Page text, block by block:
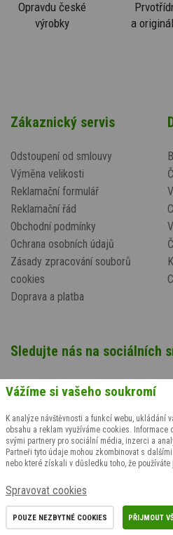
Opravdu české
výrobky
a
Zákaznický servis
Odstoupení od smlouvy
Výměna velikosti
Reklamační formulář
Reklamační řád
Obchodní podmínky
Ochrana osobních údajů
Zásady zpracování souborů
cookies
Doprava a platba
Sledujte nás na sociálních
Potřebujete poradit?
Zavolejte +420608 847 767 (Po-
nebo napište
Vážíme si vašeho soukromí
K analýze návštěvnosti a funkcí webu, ukládání
obsahu a reklam využíváme cookies. Informace
svými partnery pro sociální média, inzerci a
Partneři tyto údaje mohou zkombinovat s
nebo které získali v důsledku toho, že používáte
Spravovat cookies
POUZE NEZBYTNÉ COOKIES PŘIJMOUT